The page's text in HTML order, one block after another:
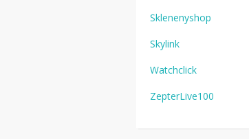
Sklenenyshop
Skylink
Watchclick
ZepterLive100